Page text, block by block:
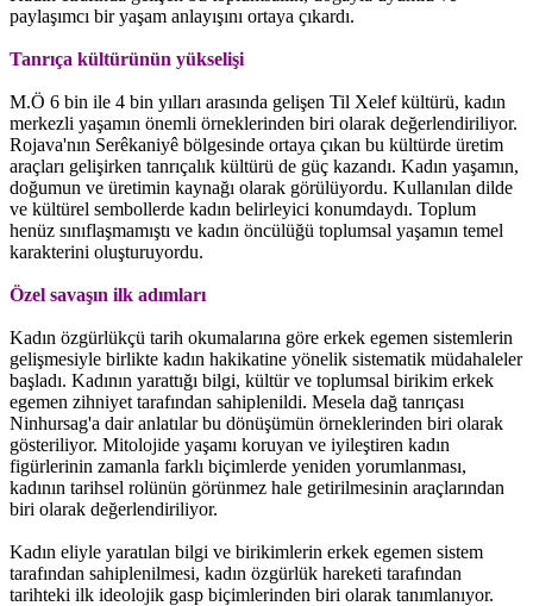
paylaşımcı bir yaşam anlayışını ortaya çıkardı.
Tanrıça kültürünün yükselişi
M.Ö 6 bin ile 4 bin yılları arasında gelişen Til Xelef kültürü, kadın
merkezli yaşamın önemli örneklerinden biri olarak değerlendiriliyor.
Rojava'nın Serêkaniyê bölgesinde ortaya çıkan bu kültürde üretim
araçları gelişirken tanrıçalık kültürü de güç kazandı. Kadın yaşamın,
doğumun ve üretimin kaynağı olarak görülüyordu. Kullanılan dilde
ve kültürel sembollerde kadın belirleyici konumdaydı. Toplum
henüz sınıflaşmamıştı ve kadın öncülüğü toplumsal yaşamın temel
karakterini oluşturuyordu.
Özel savaşın ilk adımları
Kadın özgürlükçü tarih okumalarına göre erkek egemen sistemlerin
gelişmesiyle birlikte kadın hakikatine yönelik sistematik müdahaleler
başladı. Kadının yarattığı bilgi, kültür ve toplumsal birikim erkek
egemen zihniyet tarafından sahiplenildi. Mesela dağ tanrıçası
Ninhursag'a dair anlatılar bu dönüşümün örneklerinden biri olarak
gösteriliyor. Mitolojide yaşamı koruyan ve iyileştiren kadın
figürlerinin zamanla farklı biçimlerde yeniden yorumlanması,
kadının tarihsel rolünün görünmez hale getirilmesinin araçlarından
biri olarak değerlendiriliyor.
Kadın eliyle yaratılan bilgi ve birikimlerin erkek egemen sistem
tarafından sahiplenilmesi, kadın özgürlük hareketi tarafından
tarihteki ilk ideolojik gasp biçimlerinden biri olarak tanımlanıyor.